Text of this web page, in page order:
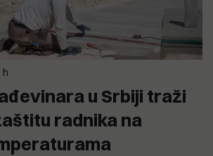
u Srbiji traži
radnika na